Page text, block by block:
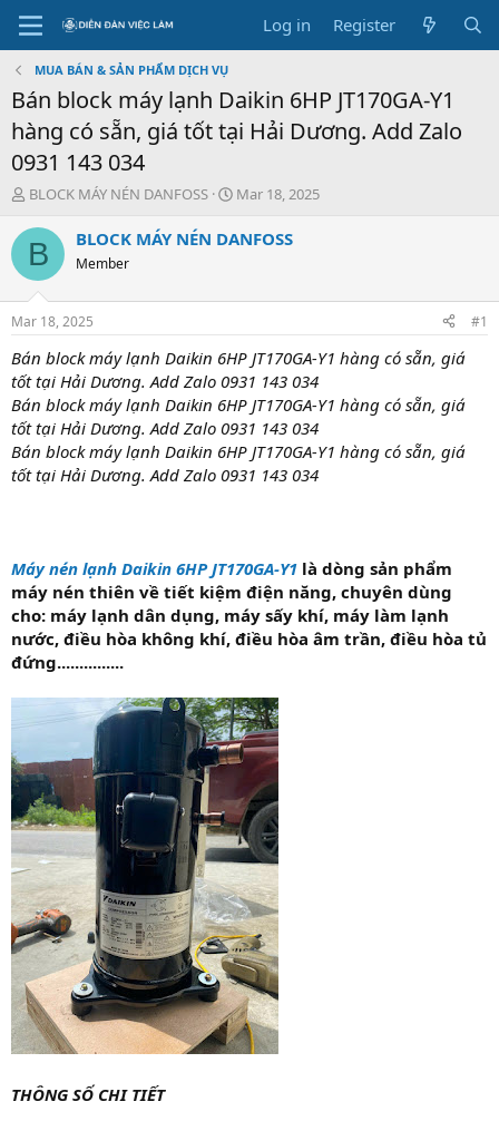
Log in Register
MUA BÁN & SẢN PHẨM DỊCH VỤ
Bán block máy lạnh Daikin 6HP JT170GA-Y1
hàng có sẵn, giá tốt tại Hải Dương. Add Zalo
0931 143 034
T
r
e
d
t
a
r
t
e
r
BLOCK MÁY NÉN DANFOSS
S
a
t
e
Mar 18, 2025
B BLOCK MÁY NÉN DANFOSS
Member
Mar 18, 2025 #1
Bán block máy lạnh Daikin 6HP JT170GA-Y1 hàng có sẵn, giá
tốt tại Hải Dương. Add Zalo 0931 143 034
Bán block máy lạnh Daikin 6HP JT170GA-Y1 hàng có sẵn, giá
tốt tại Hải Dương. Add Zalo 0931 143 034
Bán block máy lạnh Daikin 6HP JT170GA-Y1 hàng có sẵn, giá
tốt tại Hải Dương. Add Zalo 0931 143 034
Máy nén lạnh Daikin 6HP JT170GA-Y1 là dòng sản phẩm
máy nén thiên về tiết kiệm điện năng, chuyên dùng
cho: máy lạnh dân dụng, máy sấy khí, máy làm lạnh
nước, điều hòa không khí, điều hòa âm trần, điều hòa tủ
đứng...............
THÔNG SỐ CHI TIẾT